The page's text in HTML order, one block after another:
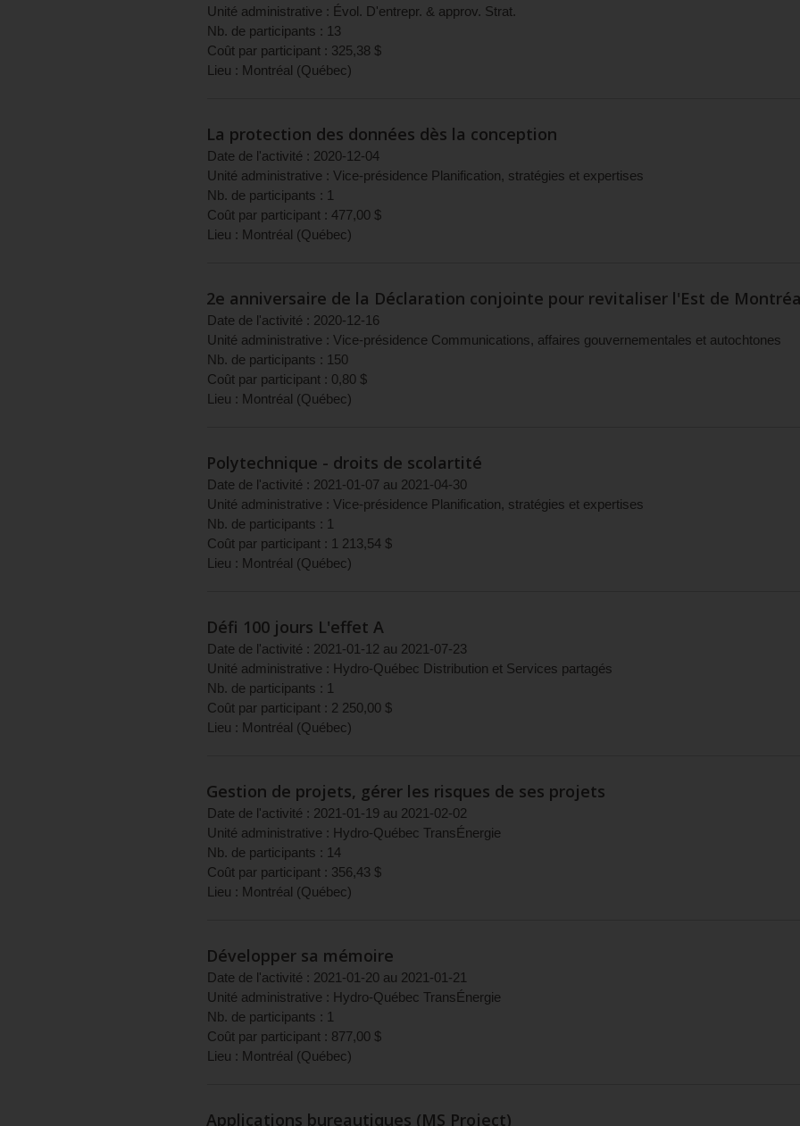
Unité administrative : Évol. D'entrepr. & approv. Strat.
Nb. de participants : 13
Coût par participant : 325,38 $
Lieu : Montréal (Québec)
La protection des données dès la conception
Date de l'activité : 2020-12-04
Unité administrative : Vice-présidence Planification, stratégies et expertises
Nb. de participants : 1
Coût par participant : 477,00 $
Lieu : Montréal (Québec)
2e anniversaire de la Déclaration conjointe pour revitaliser l'Est de
Date de l'activité : 2020-12-16
Unité administrative : Vice-présidence Communications, affaires gouvernementales et autochtones
Nb. de participants : 150
Coût par participant : 0,80 $
Lieu : Montréal (Québec)
Polytechnique - droits de scolartité
Date de l'activité : 2021-01-07 au 2021-04-30
Unité administrative : Vice-présidence Planification, stratégies et expertises
Nb. de participants : 1
Coût par participant : 1 213,54 $
Lieu : Montréal (Québec)
Défi 100 jours L'effet A
Date de l'activité : 2021-01-12 au 2021-07-23
Unité administrative : Hydro-Québec Distribution et Services partagés
Nb. de participants : 1
Coût par participant : 2 250,00 $
Lieu : Montréal (Québec)
Gestion de projets, gérer les risques de ses projets
Date de l'activité : 2021-01-19 au 2021-02-02
Unité administrative : Hydro-Québec TransÉnergie
Nb. de participants : 14
Coût par participant : 356,43 $
Lieu : Montréal (Québec)
Développer sa mémoire
Date de l'activité : 2021-01-20 au 2021-01-21
Unité administrative : Hydro-Québec TransÉnergie
Nb. de participants : 1
Coût par participant : 877,00 $
Lieu : Montréal (Québec)
Applications bureautiques (MS Project)